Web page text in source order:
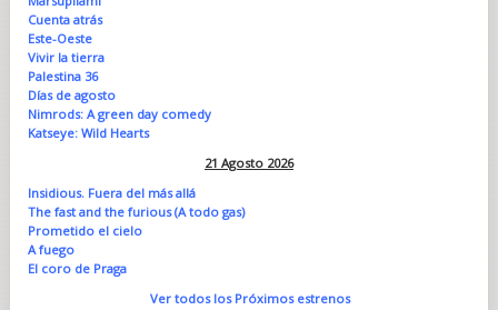
Cuenta atrás
Este-Oeste
Vivir la tierra
Palestina 36
Días de agosto
Nimrods: A green day comedy
Katseye: Wild Hearts
21 Agosto 2026
Insidious. Fuera del más allá
The fast and the furious (A todo gas)
Prometido el cielo
A fuego
El coro de Praga
Ver todos los Próximos estrenos